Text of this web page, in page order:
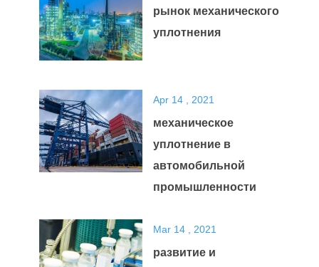
рынок механического
уплотнения
Apr 14 , 2021
механическое
уплотнение в
автомобильной
промышленности
Mar 14 , 2021
развитие и